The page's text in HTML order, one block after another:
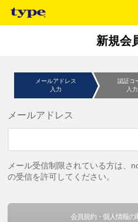
新規会
メールアドレス
入力
認証コ
入力
メールアドレス
メール受信制限されている方は、
の受信を許可してください。
会員規約・個人情報の